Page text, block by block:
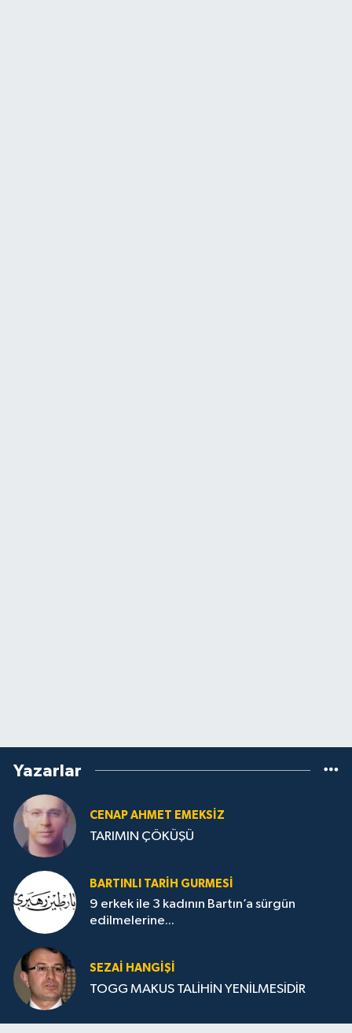
Yazarlar
CENAP AHMET EMEKSİZ
TARIMIN ÇÖKÜŞÜ
BARTINLI TARIH GURMESI
9 erkek ile 3 kadının Bartın’a sürgün
edilmelerine...
SEZAI HANGİŞİ
TOGG MAKUS TALİHİN YENİLMESİDİR